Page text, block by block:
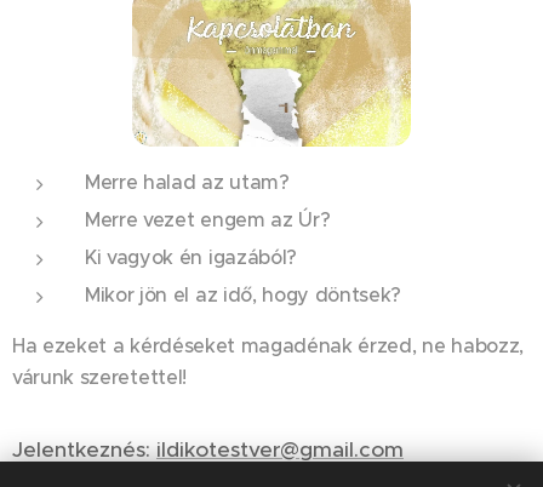
Merre halad az utam?
Merre vezet engem az Úr?
Ki vagyok én igazából?
Mikor jön el az idő, hogy döntsek?
Ha ezeket a kérdéseket magadénak érzed, ne habozz,
várunk szeretettel!
Jelentkeznés:ildikotestver@gmail.com